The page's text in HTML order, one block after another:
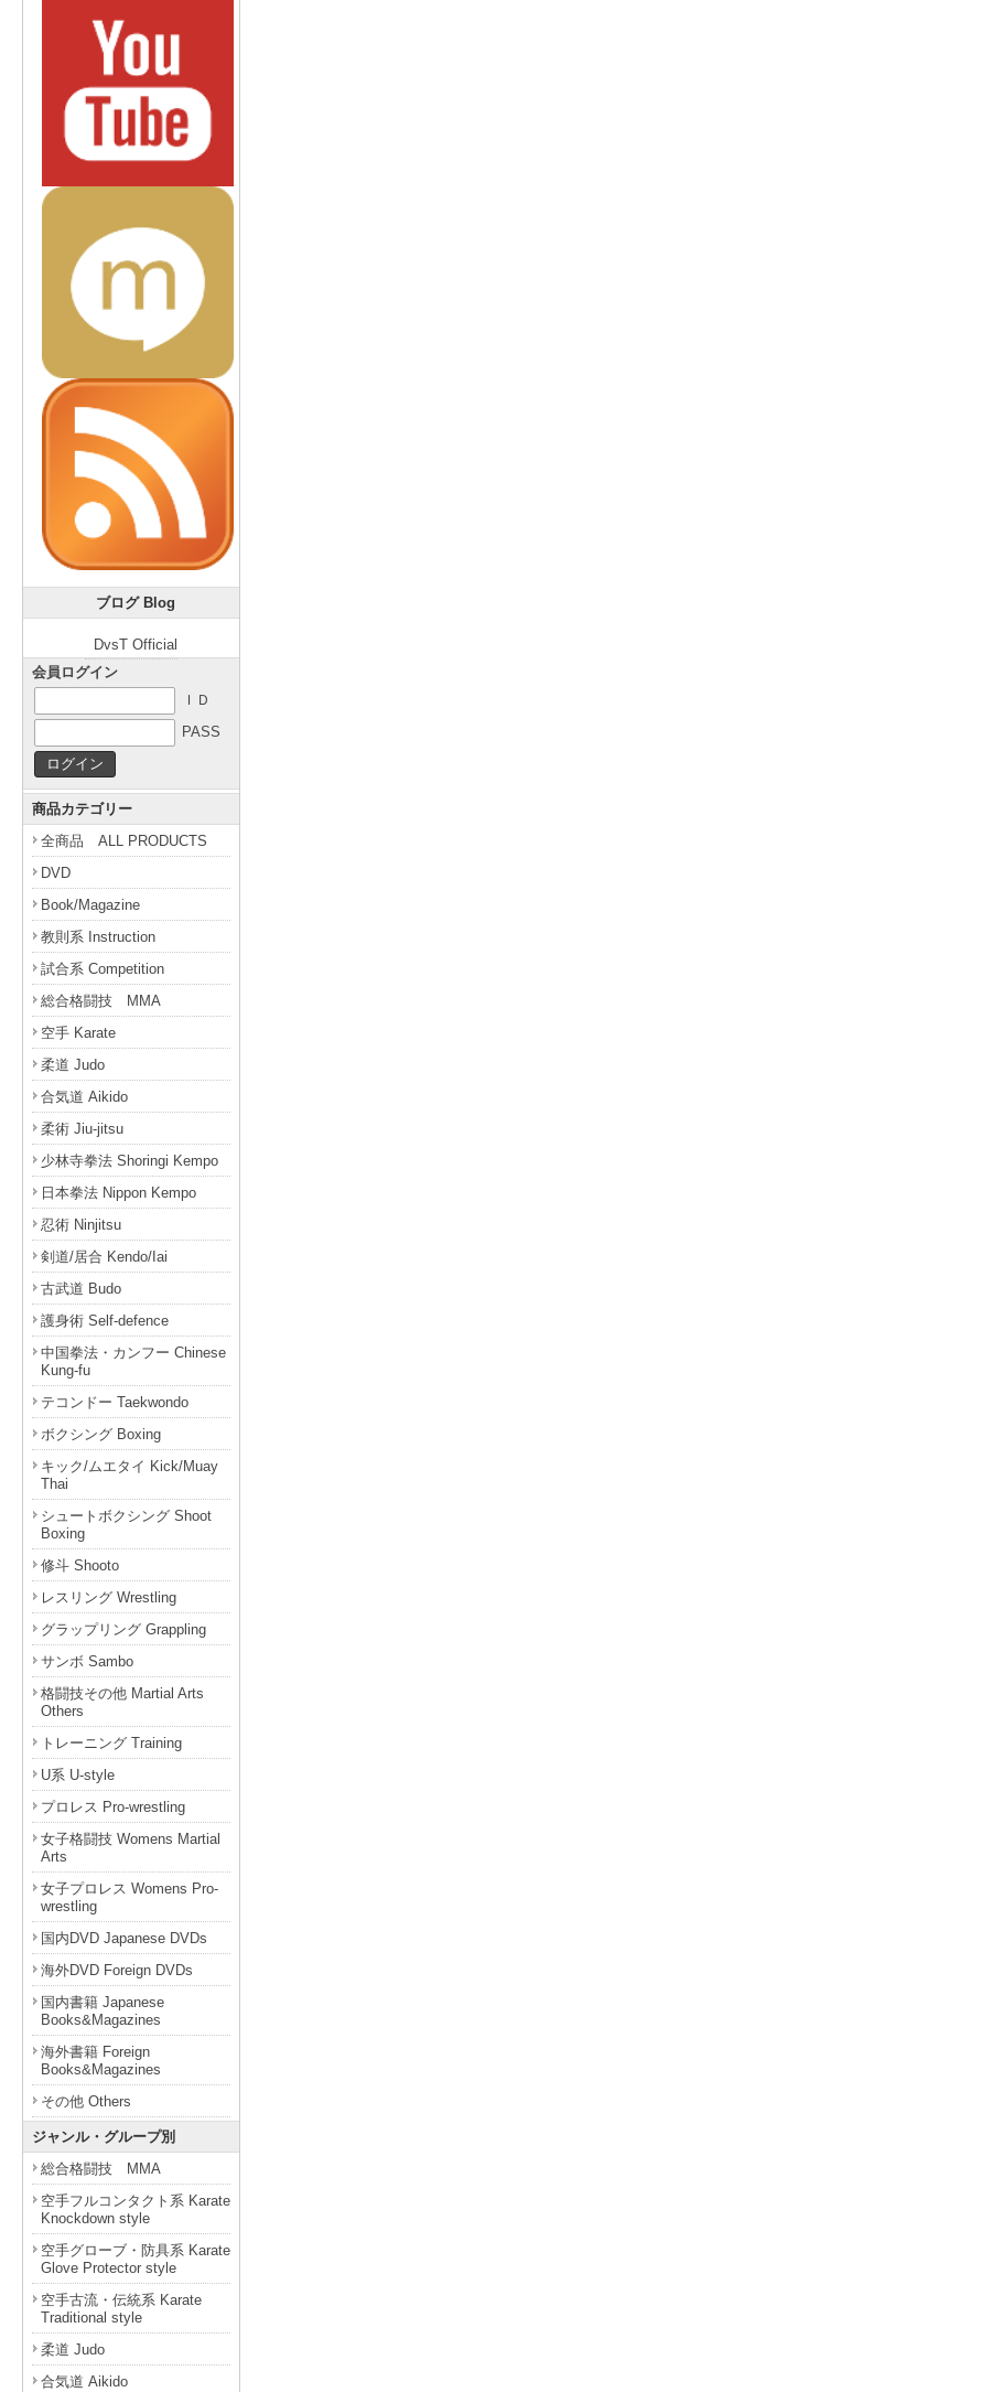
ブログ Blog
DvsT Official
会員ログイン
ＩＤ
PASS
商品カテゴリー
全商品 ALL PRODUCTS
DVD
Book/Magazine
教則系 Instruction
試合系 Competition
総合格闘技 MMA
空手 Karate
柔道 Judo
合気道 Aikido
柔術 Jiu-jitsu
少林寺拳法 Shoringi Kempo
日本拳法 Nippon Kempo
忍術 Ninjitsu
剣道/居合 Kendo/Iai
古武道 Budo
護身術 Self-defence
中国拳法・カンフー Chinese
Kung-fu
テコンドー Taekwondo
ボクシング Boxing
キック/ムエタイ Kick/Muay
Thai
シュートボクシング Shoot
Boxing
修斗 Shooto
レスリング Wrestling
グラップリング Grappling
サンボ Sambo
格闘技その他 Martial Arts
Others
トレーニング Training
U系 U-style
プロレス Pro-wrestling
女子格闘技 Womens Martial
Arts
女子プロレス Womens Pro-
wrestling
国内DVD Japanese DVDs
海外DVD Foreign DVDs
国内書籍 Japanese
Books&Magazines
海外書籍 Foreign
Books&Magazines
その他 Others
ジャンル・グループ別
総合格闘技 MMA
空手フルコンタクト系 Karate
Knockdown style
空手グローブ・防具系 Karate
Glove Protector style
空手古流・伝統系 Karate
Traditional style
柔道 Judo
合気道 Aikido